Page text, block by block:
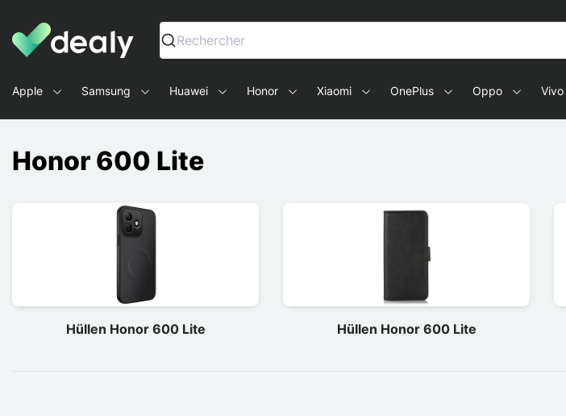
Dealy - Hüllen und Zubehör für Smartphones und Tablets
Rechercher
Apple Samsung Huawei Honor Xiaomi OnePlus Oppo Vivo
Honor 600 Lite
Hüllen Honor 600 Lite Hüllen Honor 600 Lite